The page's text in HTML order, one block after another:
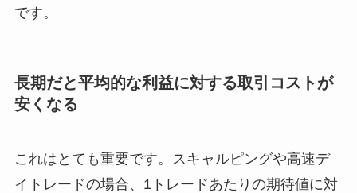
です。
長期だと平均的な利益に対する取引コストが
安くなる
これはとても重要です。スキャルピングや高速デ
イトレードの場合、1トレードあたりの期待値に対